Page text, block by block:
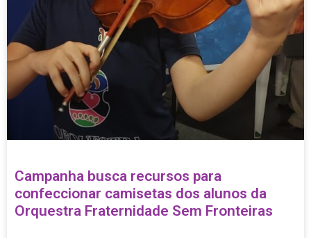
Campanha busca recursos para
confeccionar camisetas dos alunos da
Orquestra Fraternidade Sem Fronteiras